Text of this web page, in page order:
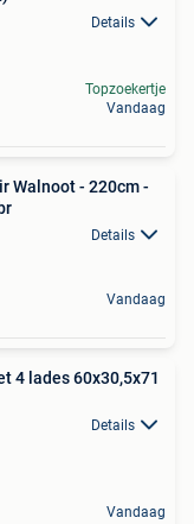
Details
Topzoekertje
Vandaag
Walnoot - 220cm -
Details
Vandaag
4 lades 60x30,5x71
Details
Vandaag